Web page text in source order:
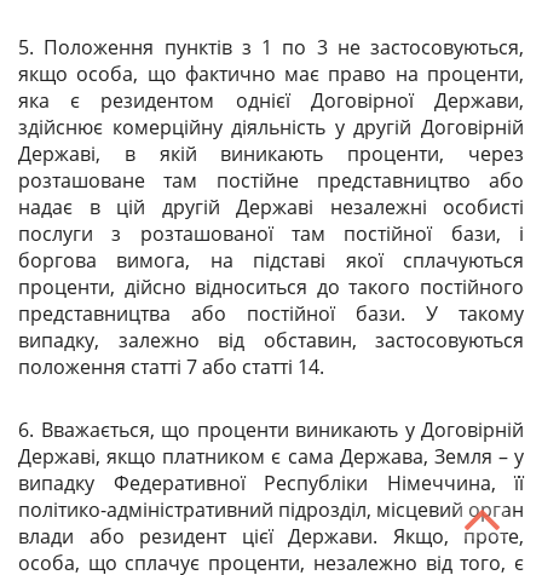
5. Положення пунктів з 1 по 3 не застосовуються,
якщо особа, що фактично має право на проценти,
яка є резидентом однієї Договірної Держави,
здійснює комерційну діяльність у другій Договірній
Державі, в якій виникають проценти, через
розташоване там постійне представництво або
надає в цій другій Державі незалежні особисті
послуги з розташованої там постійної бази, і
боргова вимога, на підставі якої сплачуються
проценти, дійсно відноситься до такого постійного
представництва або постійної бази. У такому
випадку, залежно від обставин, застосовуються
положення статті 7 або статті 14.
6. Вважається, що проценти виникають у Договірній
Державі, якщо платником є сама Держава, Земля – у
випадку Федеративної Республіки Німеччина, її
політико-адміністративний підрозділ, місцевий орган
влади або резидент цієї Держави. Якщо, проте,
особа, що сплачує проценти, незалежно від того, є